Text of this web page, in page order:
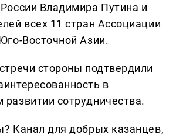
Владимира Путина и
всех 11 стран Ассоциации
Восточной Азии.
стороны подтвердили
в
сотрудничества.
Канал для добрых казанцев,